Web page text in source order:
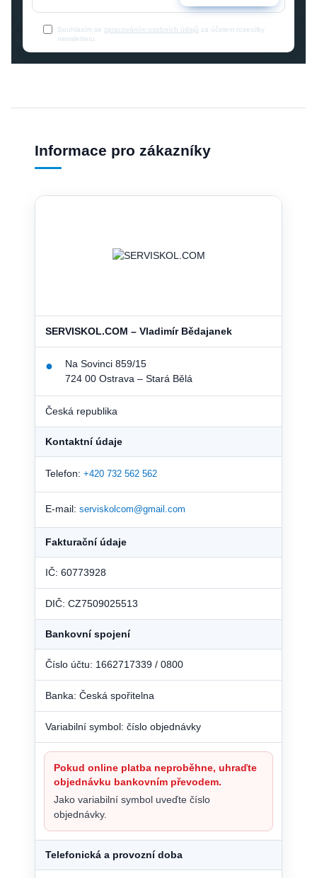
Souhlasím se zpracováním osobních údajů za účelem rozesílky
newsletteru.
Informace pro zákazníky
SERVISKOL.COM – Vladimír Bědajanek
●
Na Sovinci 859/15
724 00 Ostrava – Stará Bělá
Česká republika
Kontaktní údaje
Telefon: +420 732 562 562
E-mail: serviskolcom@gmail.com
Fakturační údaje
IČ: 60773928
DIČ: CZ7509025513
Bankovní spojení
Číslo účtu: 1662717339 / 0800
Banka: Česká spořitelna
Variabilní symbol: číslo objednávky
Pokud online platba neproběhne, uhraďte
objednávku bankovním převodem.
Jako variabilní symbol uveďte číslo
objednávky.
Telefonická a provozní doba